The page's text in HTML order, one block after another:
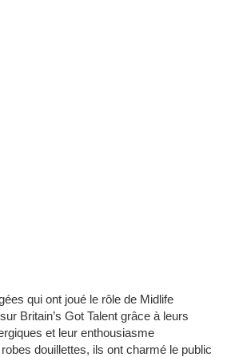
qui ont joué le rôle de Midlife
Britain’s Got Talent grâce à leurs
et leur enthousiasme
douillettes, ils ont charmé le public